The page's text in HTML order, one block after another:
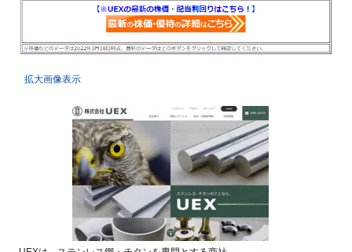
拡大画像表示